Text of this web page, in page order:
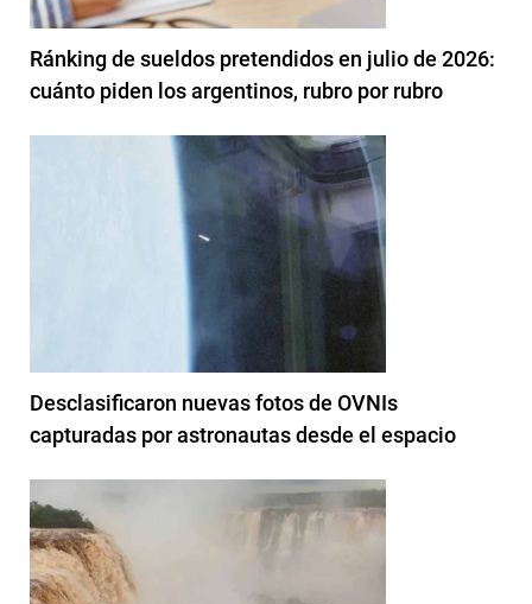
Ránking de sueldos pretendidos en julio de 2026:
cuánto piden los argentinos, rubro por rubro
Desclasificaron nuevas fotos de OVNIs
capturadas por astronautas desde el espacio